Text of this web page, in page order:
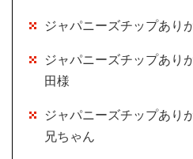
ジャパニーズチップあり
ジャパニーズチップあり
田様
ジャパニーズチップあり
兄ちゃん